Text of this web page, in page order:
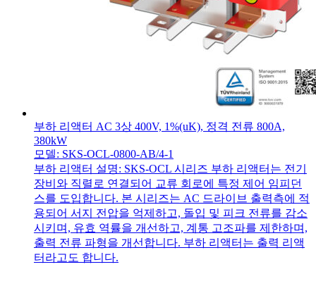
부하 리액터 AC 3상 400V, 1%(uK), 정격 전류 800A,
380kW
모델: SKS-OCL-0800-AB/4-1
부하 리액터 설명: SKS-OCL 시리즈 부하 리액터는 전기
장비와 직렬로 연결되어 교류 회로에 특정 제어 임피던
스를 도입합니다. 본 시리즈는 AC 드라이브 출력측에 적
용되어 서지 전압을 억제하고, 돌입 및 피크 전류를 감소
시키며, 유효 역률을 개선하고, 계통 고조파를 제한하며,
출력 전류 파형을 개선합니다. 부하 리액터는 출력 리액
터라고도 합니다.